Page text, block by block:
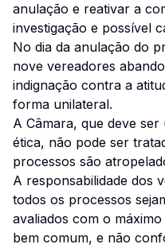
anulação e reativar a
investigação e possível
No dia da anulação do
nove vereadores
indignação contra a
forma unilateral.
A Câmara, que deve
ética, não pode ser
processos são
A responsabilidade dos
todos os processos
avaliados com o
bem comum, e não